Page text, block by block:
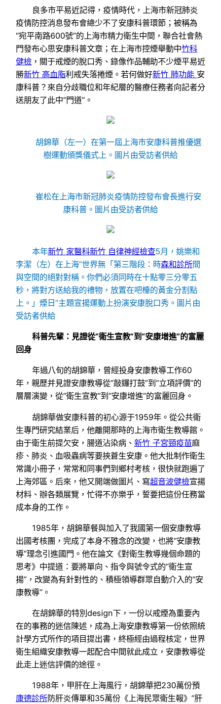
良多市平易近記得，疫情時代，上海市新冠肺炎
疫情防控消息發布會總少不了安康科普環節；被稱為
“宛平南路600號”的上海市精力衛生中間，聯合社會熱
門發布心思安康科普文章；在上海市控煙舉動中竹科
健檢 ，關于戒煙的脫口秀、錄像作品輔助不少煙平易近
勝新竹 高血脂利戒失落捲煙。若何做好新竹 肺功能 安
康科普？來自分歧職位和年紀層的醫療任務者向記者分
送朋友了此中“門道”。
胡錦華（左一）在第一屆上海市安康科普推優選
樹運動頒獎儀式上。圖片由受訪者供給
崔松在上海市新冠肺炎疫情防控發布會長進行安
康科普。圖片由受訪者供給
本年新竹 家醫科新竹 自律神經檢查5月，姚樂和
李潔（左）在上海“世界無「第三階段：時森和診所間
與空間的絕對對稱。你們必須同時在十點零三分零五
秒，將對方送給我的禮物，放置在吧檯的黃金分割點
上。」煙日”主題宣揚運動上扮演安康脫口秀。圖片由
受訪者供給
科普先輩：見證從“衛生宣教”到“安康增進”的富麗
回身
年過八旬的胡錦華，曾經投身安康教導工作60
年，親歷并見證安康教導從“敲鑼打鼓”到“立項評價”的
層層演變，從“衛生宣教”到“安康增進”的富麗回身。
胡錦華做安康科普的初心源于1959年。從公共衛
生專門研究結業后，他離開那時的上海市衛生教導館。
由于衛生前提欠安，腸道沾染病、 新竹 子宮頸疫苗麻
疹、肺炎、血吸蟲病等要挾蒼生安康。他大批制作衛生
常識小冊子，常常和同事們到鄉村考核，很快就跑遍了
上海郊區。后來，他又開端做圖片、寫超音波健檢宣揚
材料、辦各類展覽，忙得不亦樂乎，誓要把這份任務當
成本身的工作。
1985年，胡錦華餐與加入了我國第一個安康教導
出國考核團，完成了本身不雅念的改變，也將“安康教
導”理念引進國門。他在論文《對衛生教導幾個命題的
思考》中提道：要將單向、指令與號令式的“衛生宣
揚”，改變為有針對性的、積極領導群眾自動介入的“安
康教導”。
在胡錦華的特別design下，一份以戒煙為重要內
在的事務的迷信陳述，成為上海安康教導第一份依照統
計學方式所作的項目提出書，終極經由過程核定，世界
衛生組織安康教導一起配合中間就此成立，安康教導從
此走上迷信評價的途徑。
1988年，甲肝在上海風行，胡錦華把230萬份預
康德診所防肝炎傳單和35萬份《上海民眾衛生報》“肝